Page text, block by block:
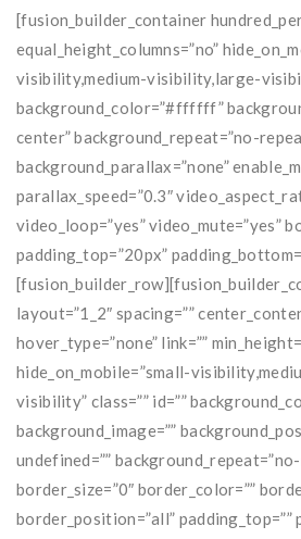
[fusion_builder_container
equal_height_columns=”no”
visibility,medium-visibility,large-
background_color=”#ffffff”
center” background_repeat=”no-
background_parallax=”none”
parallax_speed=”0.3″
video_loop=”yes” video_mute=”yes”
padding_top=”20px”
layout=”1_2″ spacing=””
hover_type=”none” link=””
hide_on_mobile=”small-
visibility” class=”” id=””
background_image=””
undefined=””
border_size=”0″ border_color=””
border_position=”all” padding_top=””